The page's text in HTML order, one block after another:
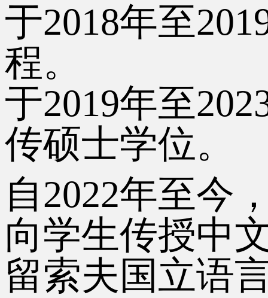
于2018年至
程。
于2019年至
传硕士学位。
自2022年至今
向学生传授中
留索夫国立语